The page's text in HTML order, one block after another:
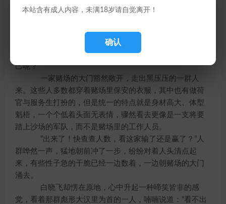
本站含有成人内容，未满18岁请自觉离开！
确认
“小白，顾天豪的那家赌场就在前面那条街的左数第三家。”
进行，只不过安吉丽娜的身份与背后势力都已经昭然若
揭，是否还要接触这个顾天豪，就仅仅关系到自己“古怪能
力”的秘密了。问题在于，这个顾天豪是不是真的能帮上自
己呢？
一家赌场的大门豁然敞开，走出黑压压的一群人
来。这些人多数都穿着赌场里保安的衣服，其中也有做荷
官与服务生打扮的，但是统一的特点就是身材高大、体型
魁梧，一个个低着头面无表情，骤然看去更像是一支将要
踏上沙场的军队，而不是赌场里的工作人员。
“出来了！快查查人数，看这家输了还是赢了？”人
群哗然一声，猛地朝前冲了一步，纷纷对着人头清点起
来，有些性子急的干脆已经一边数着，一边朝赌场的大门
涌去。
白晓飞却愣在原地，心中升起一种啼笑皆非的感
觉，看着那群彪形大汉里为首的一人，喃喃说道：“看不出